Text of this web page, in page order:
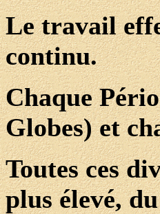
Le travail
continu.
Chaque
Globes) et
Toutes ces
plus élevé,